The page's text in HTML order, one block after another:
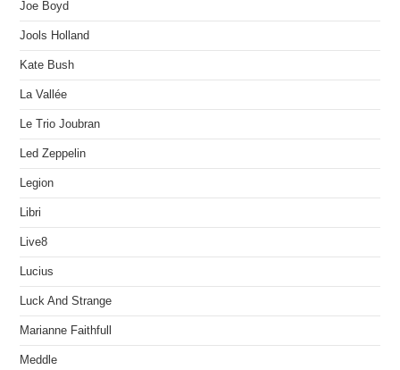
Joe Boyd
Jools Holland
Kate Bush
La Vallée
Le Trio Joubran
Led Zeppelin
Legion
Libri
Live8
Lucius
Luck And Strange
Marianne Faithfull
Meddle